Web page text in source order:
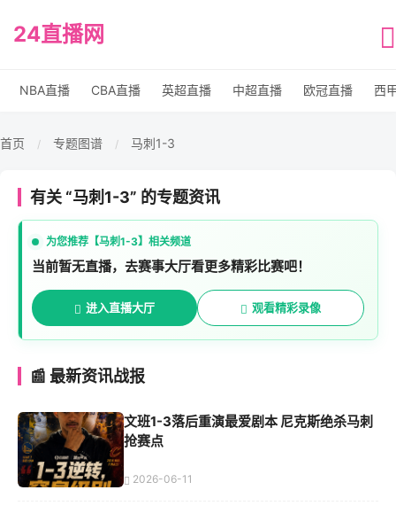
24直播网
NBA直播 CBA直播 英超直播 中超直播 欧冠直播 西
首页 / 专题图谱 / 马刺1-3
有关 “马刺1-3” 的专题资讯
为您推荐【马刺1-3】相关频道
当前暂无直播，去赛事大厅看更多精彩比赛吧！
进入直播大厅 观看精彩录像
📰 最新资讯战报
文班1-3落后重演最爱剧本 尼克斯绝杀马刺
抢赛点
2026-06-11